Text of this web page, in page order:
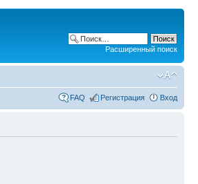
Расширенный поиск
FAQ Регистрация Вход